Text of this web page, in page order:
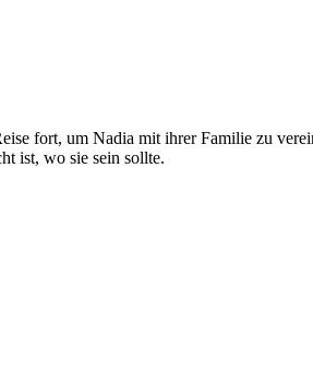
fort, um Nadia mit ihrer Familie zu
ist, wo sie sein sollte.